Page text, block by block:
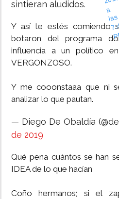
a
as
sintieran aludidos.
Y así te estés comiendo
botaron del programa
influencia a un político
VERGONZOSO.
Y me cooonstaaa que ni
analizar lo que pautan.
— Diego De Obaldía
de 2019
Qué pena cuántos se han
IDEA de lo que hacían
Coño hermanos; si el